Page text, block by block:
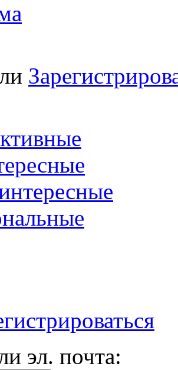
эл. почта: